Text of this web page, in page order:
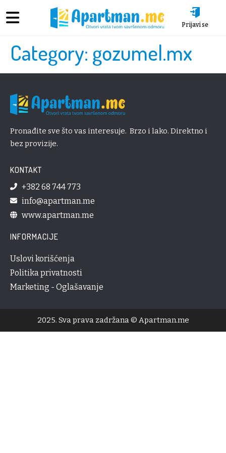
Prijavi se
Category: gozumel.mx
Pronađite sve što vas interesuje. Brzo i lako. Direktno i
bez provizije.
KONTAKT
+382 68 744 773
info@apartman.me
www.apartman.me
INFORMACIJE
Uslovi korišćenja
Politika privatnosti
Marketing - Oglašavanje
2025. Sva prava zadržana © Apartman.me